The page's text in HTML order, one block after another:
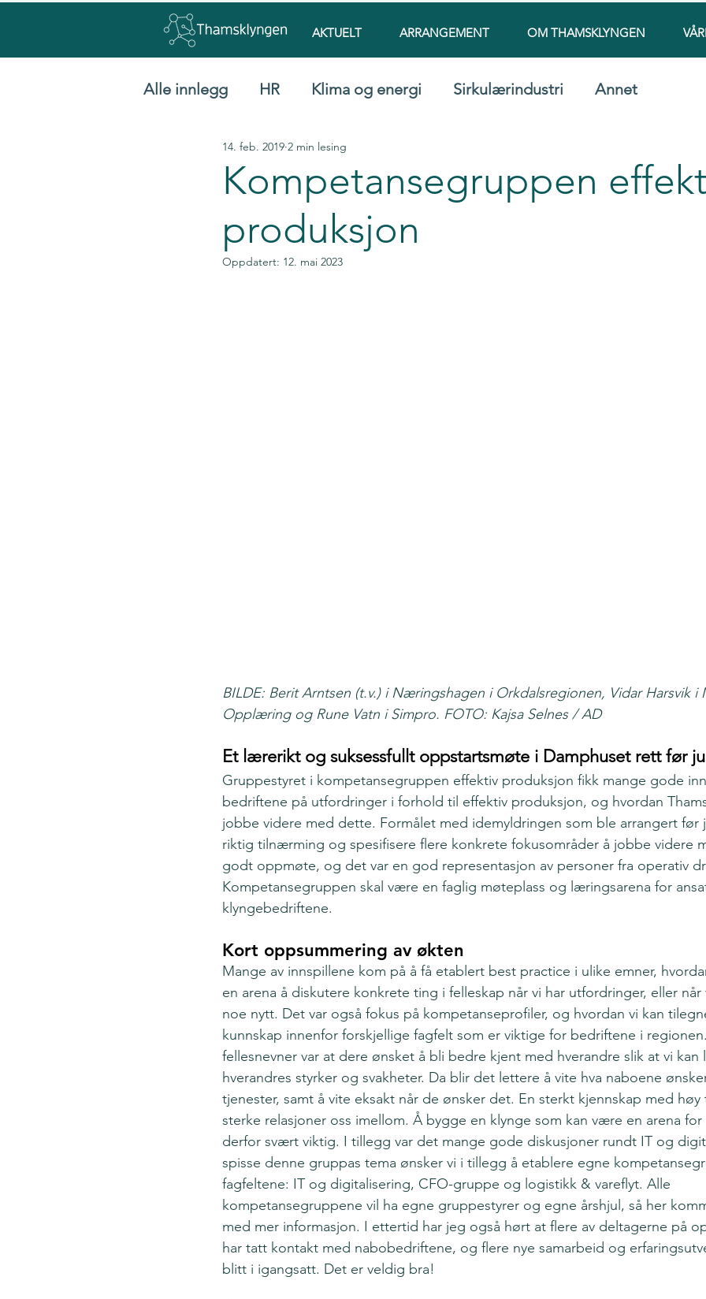
AKTUELT ARRANGEMENT OM THAMSKLYNGEN
Alle innlegg HR Klima og energi Sirkulærindustri Annet
Kompetansegruppen
produksjon
14. feb. 2019 2 min lesing
Oppdatert: 12. mai 2023
BILDE: Berit Arntsen (t.v.) i Næringshagen i Orkdalsregionen, Vidar Harsvik i
Opplæring og Rune Vatn i Simpro. FOTO: Kajsa Selnes / AD
Et lærerikt og suksessfullt oppstartsmøte i Damphuset rett før jul
Gruppestyret i kompetansegruppen effektiv produksjon fikk mange gode
bedriftene på utfordringer i forhold til effektiv produksjon, og hvordan
jobbe videre med dette. Formålet med idemyldringen som ble arrangert før
riktig tilnærming og spesifisere flere konkrete fokusområder å jobbe videre
godt oppmøte, og det var en god representasjon av personer fra operativ
Kompetansegruppen skal være en faglig møteplass og læringsarena for
klyngebedriftene.
Kort oppsummering av økten
Mange av innspillene kom på å få etablert best practice i ulike emner,
en arena å diskutere konkrete ting i felleskap når vi har utfordringer, eller når
noe nytt. Det var også fokus på kompetanseprofiler, og hvordan vi kan
kunnskap innenfor forskjellige fagfelt som er viktige for bedriftene i
fellesnevner var at dere ønsket å bli bedre kjent med hverandre slik at vi kan
hverandres styrker og svakheter. Da blir det lettere å vite hva naboene
tjenester, samt å vite eksakt når de ønsker det. En sterkt kjennskap med høy
sterke relasjoner oss imellom. Å bygge en klynge som kan være en arena
derfor svært viktig. I tillegg var det mange gode diskusjoner rundt IT og
spisse denne gruppas tema ønsker vi i tillegg å etablere egne
fagfeltene: IT og digitalisering, CFO-gruppe og logistikk & vareflyt. Alle
kompetansegruppene vil ha egne gruppestyrer og egne årshjul, så her
med mer informasjon. I ettertid har jeg også hørt at flere av deltagerne på
har tatt kontakt med nabobedriftene, og flere nye samarbeid og
blitt i igangsatt. Det er veldig bra!